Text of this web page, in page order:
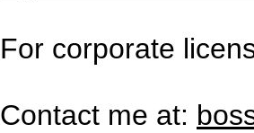
For corporate
Contact me at: